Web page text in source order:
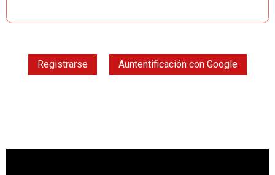
Registrarse Auntentificación con Google